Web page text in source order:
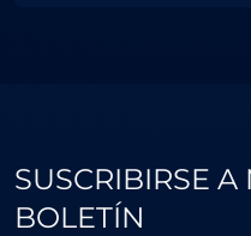
SUSCRIBIRSE A
BOLETÍN